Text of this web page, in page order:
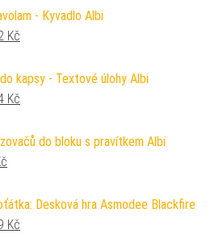
- Kyvadlo Albi
cena byla: 169 Kč.
Kč
kapsy - Textové úlohy Albi
cena byla: 149 Kč.
Kč
do bloku s pravítkem Albi
cena byla: 49 Kč.
Desková hra Asmodee Blackfire
cena byla: 799 Kč.
Kč